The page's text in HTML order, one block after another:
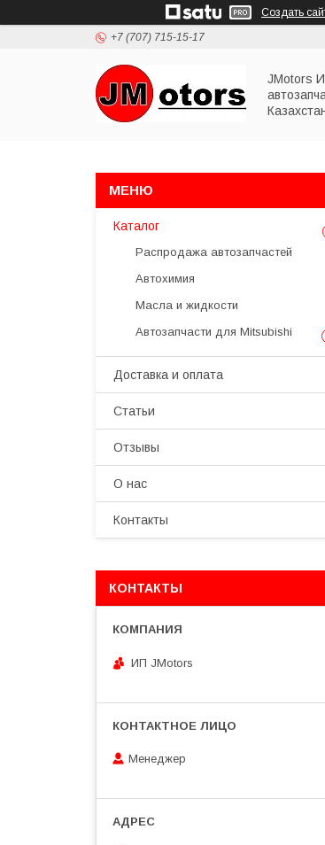
Создать
+7 (707) 715-15-17
JMotors
Каталог
Распродажа автозапчастей
Автохимия
Масла и жидкости
Автозапчасти для Mitsubishi
Доставка и оплата
Статьи
Отзывы
О нас
Контакты
КОНТАКТЫ
ИП JMotors
Менеджер